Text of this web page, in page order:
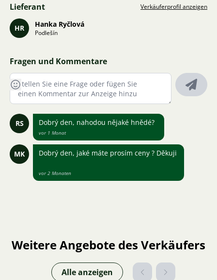
Lieferant Verkäuferprofil anzeigen
HR Hanka Ryčlová
Podlešín
Fragen und Kommentare
RS Dobrý den, nahodou nějaké hnědé?
vor 1 Monat
MK Dobrý den, jaké máte prosím ceny ? Děkuji
vor 2 Monaten
Weitere Angebote des Verkäufers
Alle anzeigen